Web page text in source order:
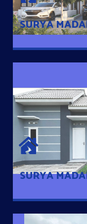
SURYA
SURYA
SURYA
Satu-satunya
jutaan dengan